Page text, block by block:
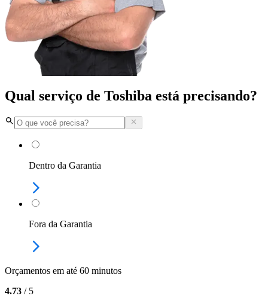
Qual serviço de Toshiba está precisando?
Dentro da Garantia
Fora da Garantia
Orçamentos em até 60 minutos
4.73 / 5